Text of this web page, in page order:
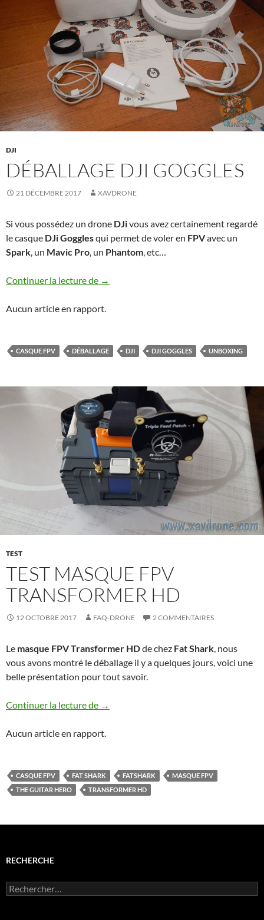
DJI
DÉBALLAGE DJI GOGGLES
21 DÉCEMBRE 2017 XAVDRONE
Si vous possédez un drone DJivous avez certainement regardé
le casque DJi Gogglesqui permet de voler en FPVavec un
Spark, un Mavic Pro, un Phantom, etc…
Continuer la lecture de Déballage DJi Goggles
→
Aucun article en rapport.
CASQUE FPV DÉBALLAGE DJI DJI GOGGLES UNBOXING
TEST
TEST MASQUE FPV
TRANSFORMER HD
12 OCTOBRE 2017 FAQ-DRONE 2 COMMENTAIRES
Le masque FPV Transformer HDde chez Fat Shark, nous
vous avons montré le déballage il y a quelques jours, voici une
belle présentation pour tout savoir.
Continuer la lecture de Test Masque FPV Transformer HD
→
Aucun article en rapport.
CASQUE FPV FAT SHARK FATSHARK
MASQUE FPV
THE GUITAR HERO
TRANSFORMER HD
RECHERCHE
Rechercher :